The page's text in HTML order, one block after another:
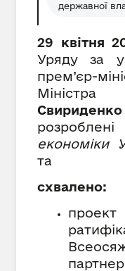
державної
29 квітня
Уряду за
прем’єр-
Міністра
економіки
та
схвалено:
проект